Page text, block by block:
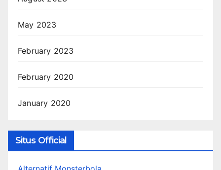
May 2023
February 2023
February 2020
January 2020
Situs Official